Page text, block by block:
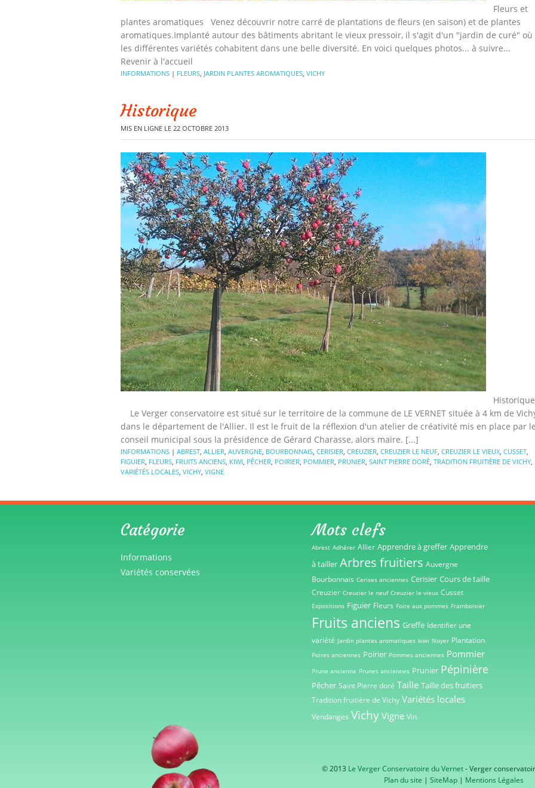
Fleurs et
plantes aromatiques Venez découvrir notre carré de plantations de fleurs (en saison) et de plantes
aromatiques.Implanté autour des bâtiments abritant le vieux pressoir, il s'agit d'un "jardin de curé" où
les différentes variétés cohabitent dans une belle diversité. En voici quelques photos... à suivre...
Revenir à l'accueil
INFORMATIONS | FLEURS, JARDIN PLANTES AROMATIQUES, VICHY
Historique
MIS EN LIGNE LE 22 OCTOBRE 2013
Historique
Le Verger conservatoire est situé sur le territoire de la commune de LE VERNET située à 4 km de
dans le département de l'Allier. Il est le fruit de la réflexion d'un atelier de créativité mis en place par
conseil municipal sous la présidence de Gérard Charasse, alors maire. [...]
INFORMATIONS | ABREST, ALLIER, AUVERGNE, BOURBONNAIS, CERISIER, CREUZIER, CREUZIER LE NEUF, CREUZIER LE VIEUX, CUSSET,
FIGUIER, FLEURS, FRUITS ANCIENS, KIWI, PÊCHER, POIRIER, POMMIER, PRUNIER, SAINT PIERRE DORÉ, TRADITION FRUITIÈRE DE VICHY,
VARIÉTÉS LOCALES, VICHY, VIGNE
Catégorie
Informations
Variétés conservées
Mots clefs
Abrest Adhérer Allier Apprendre à greffer Apprendre
à tailler Arbres fruitiers Auvergne
Bourbonnais Cerises anciennes Cerisier Cours de taille
Creuzier Creuzier le neuf Creuzier le vieux Cusset
Expositions Figuier Fleurs Foire aux pommes Framboisier
Fruits anciens Greffe Identifier une
variété Jardin plantes aromatiques kiwi Noyer Plantation
Poires anciennes Poirier Pommes anciennes Pommier
Prune ancienne Prunes anciennes Prunier Pépinière
Pêcher Saint Pierre doré Taille Taille des fruitiers
Tradition fruitière de Vichy Variétés locales
Vendanges Vichy Vigne Vin
© 2013 Le Verger Conservatoire du Vernet- Verger
Plan du site | SiteMap | Mentions Légales